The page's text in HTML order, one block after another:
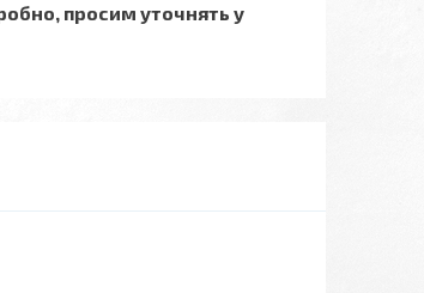
просим уточнять у